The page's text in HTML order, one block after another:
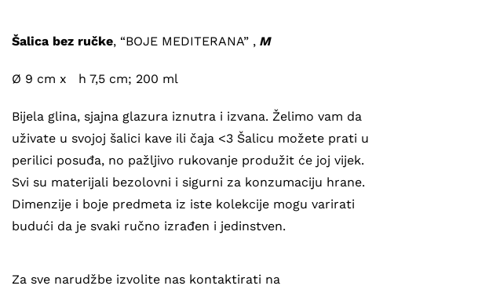
Šalica bez ručke, “BOJE MEDITERANA” ,M
Ø 9 cm x h 7,5 cm; 200 ml
Bijela glina, sjajna glazura iznutra i izvana. Želimo vam da
uživate u svojoj šalici kave ili čaja <3 Šalicu možete prati u
perilici posuđa, no pažljivo rukovanje produžit će joj vijek.
Svi su materijali bezolovni i sigurni za konzumaciju hrane.
Dimenzije i boje predmeta iz iste kolekcije mogu varirati
budući da je svaki ručno izrađen i jedinstven.
Za sve narudžbe izvolite nas kontaktirati na